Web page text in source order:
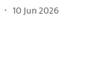
10 Jun 2026